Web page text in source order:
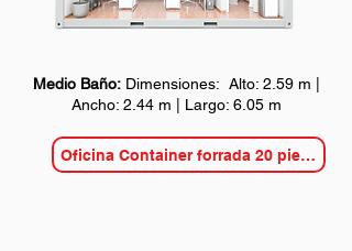
Medio Baño:Dimensiones: Alto: 2.59 m |
Ancho: 2.44 m | Largo: 6.05 m
Oficina Container forrada 20 pies MB